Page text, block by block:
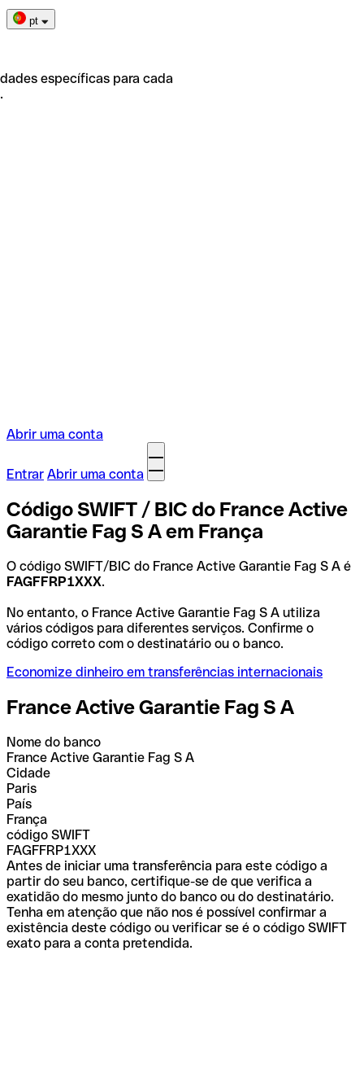
pt
específicas para cada
Abrir uma conta
Entrar Abrir uma conta
Código SWIFT / BIC do France Active
Garantie Fag S A em França
O código SWIFT/BIC do France Active Garantie Fag S A é
FAGFFRP1XXX.
No entanto, o France Active Garantie Fag S A utiliza
vários códigos para diferentes serviços. Confirme o
código correto com o destinatário ou o banco.
Economize dinheiro em transferências internacionais
France Active Garantie Fag S A
Nome do banco
France Active Garantie Fag S A
Cidade
Paris
País
França
código SWIFT
FAGFFRP1XXX
Antes de iniciar uma transferência para este código a
partir do seu banco, certifique-se de que verifica a
exatidão do mesmo junto do banco ou do destinatário.
Tenha em atenção que não nos é possível confirmar a
existência deste código ou verificar se é o código SWIFT
exato para a conta pretendida.